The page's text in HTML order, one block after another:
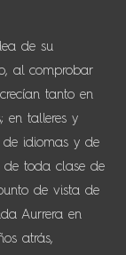
de su
al comprobar
tanto en
en talleres y
de idiomas y de
de toda clase de
de vista de
Aurrera en
atrás,